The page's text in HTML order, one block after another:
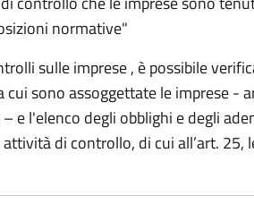
normative"
sulle imprese , è possibile
sono assoggettate le imprese -
e l'elenco degli obblighi e degli
di controllo, di cui all’art. 25,